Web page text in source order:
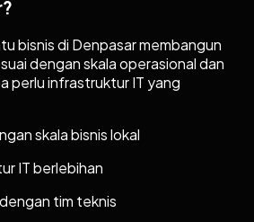
?
bisnis di Denpasar membangun
dengan skala operasional dan
perlu infrastruktur IT yang
skala bisnis lokal
IT berlebihan
tim teknis